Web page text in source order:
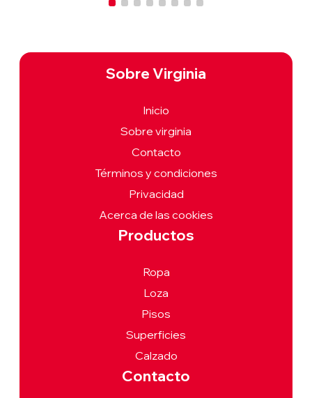
Sobre Virginia
Inicio
Sobre virginia
Contacto
Términos y condiciones
Privacidad
Acerca de las cookies
Productos
Ropa
Loza
Pisos
Superficies
Calzado
Contacto